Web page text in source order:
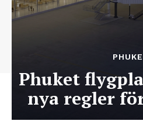
Phuket
nya regler